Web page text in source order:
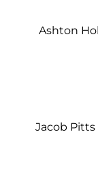
Ashton
Jacob